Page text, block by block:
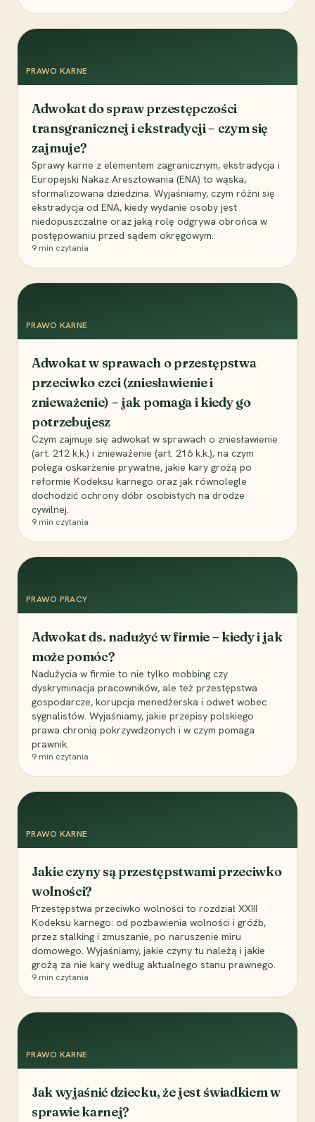
PRAWO KARNE
Adwokat do spraw przestępczości
transgranicznej i ekstradycji – czym się
zajmuje?
Sprawy karne z elementem zagranicznym, ekstradycja i
Europejski Nakaz Aresztowania (ENA) to wąska,
sformalizowana dziedzina. Wyjaśniamy, czym różni się
ekstradycja od ENA, kiedy wydanie osoby jest
niedopuszczalne oraz jaką rolę odgrywa obrońca w
postępowaniu przed sądem okręgowym.
9 min czytania
PRAWO KARNE
Adwokat w sprawach o przestępstwa
przeciwko czci (zniesławienie i
znieważenie) – jak pomaga i kiedy go
potrzebujesz
Czym zajmuje się adwokat w sprawach o zniesławienie
(art. 212 k.k.) i znieważenie (art. 216 k.k.), na czym
polega oskarżenie prywatne, jakie kary grożą po
reformie Kodeksu karnego oraz jak równolegle
dochodzić ochrony dóbr osobistych na drodze
cywilnej.
9 min czytania
PRAWO PRACY
Adwokat ds. nadużyć w firmie – kiedy i jak
może pomóc?
Nadużycia w firmie to nie tylko mobbing czy
dyskryminacja pracowników, ale też przestępstwa
gospodarcze, korupcja menedżerska i odwet wobec
sygnalistów. Wyjaśniamy, jakie przepisy polskiego
prawa chronią pokrzywdzonych i w czym pomaga
prawnik.
9 min czytania
PRAWO KARNE
Jakie czyny są przestępstwami przeciwko
wolności?
Przestępstwa przeciwko wolności to rozdział XXIII
Kodeksu karnego: od pozbawienia wolności i gróźb,
przez stalking i zmuszanie, po naruszenie miru
domowego. Wyjaśniamy, jakie czyny tu należą i jakie
grożą za nie kary według aktualnego stanu prawnego.
9 min czytania
PRAWO KARNE
Jak wyjaśnić dziecku, że jest świadkiem w
sprawie karnej?